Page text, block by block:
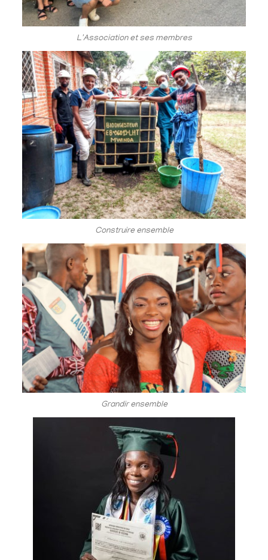
L'Association et ses membres
Construire ensemble
Grandir ensemble